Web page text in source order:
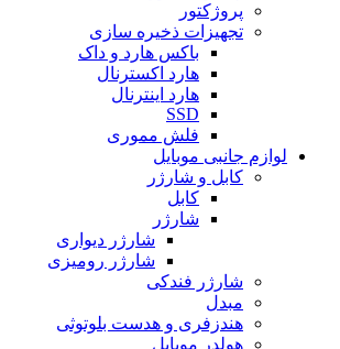
پروژکتور
تجهیزات ذخیره سازی
باکس هارد و داک
هارد اکسترنال
هارد اینترنال
SSD
فلش مموری
لوازم جانبی موبایل
کابل و شارژر
کابل
شارژر
شارژر دیواری
شارژر رومیزی
شارژر فندکی
مبدل
هندزفری و هدست بلوتوثی
هولدر موبایل